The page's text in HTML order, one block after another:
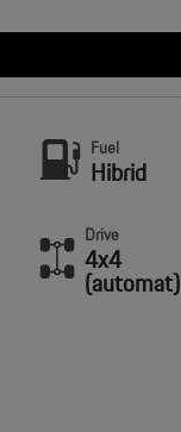
Fuel
Hibrid
Drive
4x4
(automat)